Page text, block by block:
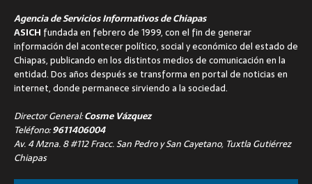
Agencia de Servicios Informativos de Chiapas
ASICH fundada en febrero de 1999, con el fin de generar
información del acontecer político, social y económico del estado de
Chiapas, publicando en los distintos medios de comunicación en la
entidad. Dos años después se transforma en portal de noticias en
internet, donde permanece sirviendo a la sociedad.
Director General:Cosme Vázquez
Teléfono:9611406004
Av. 4 Mzna. 8 #112 Fracc. San Pedro y San Cayetano, Tuxtla Gutiérrez
Chiapas